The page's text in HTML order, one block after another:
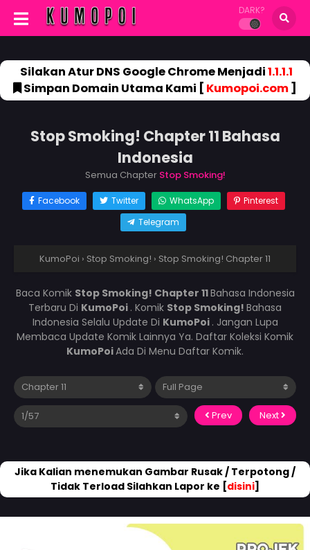
DARK?
Silakan Atur DNS Google Chrome Menjadi1.1.1.1
Simpan Domain Utama Kami [ Kumopoi.com]
Stop Smoking! Chapter 11 Bahasa
Indonesia
Semua Chapter Stop Smoking!
Facebook Twitter WhatsApp
Pinterest
Telegram
KumoPoi › Stop Smoking! › Stop Smoking! Chapter 11
Baca Komik Stop Smoking! Chapter 11Bahasa Indonesia
Terbaru Di KumoPoi . Komik Stop Smoking! Bahasa
Indonesia Selalu Update Di KumoPoi . Jangan Lupa
Membaca Update Komik Lainnya Ya. Daftar Koleksi Komik
KumoPoiAda Di Menu Daftar Komik.
Prev Next
Jika Kalian menemukan Gambar Rusak / Terpotong /
Tidak Terload Silahkan Lapor ke [disini]